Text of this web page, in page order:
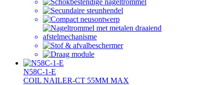
N58C-1-E
COIL NAILER-CT 55MM MAX